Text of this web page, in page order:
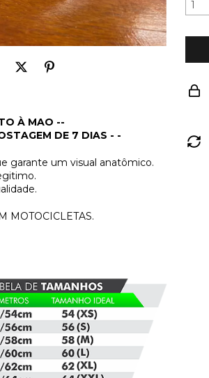
À MAO --
DE 7 DIAS - -
garante um visual anatômico.
MOTOCICLETAS.